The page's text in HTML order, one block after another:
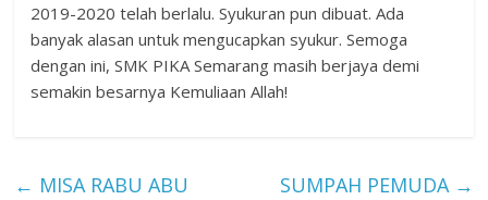
2019-2020 telah berlalu. Syukuran pun dibuat. Ada
banyak alasan untuk mengucapkan syukur. Semoga
dengan ini, SMK PIKA Semarang masih berjaya demi
semakin besarnya Kemuliaan Allah!
← MISA RABU ABU SUMPAH PEMUDA →